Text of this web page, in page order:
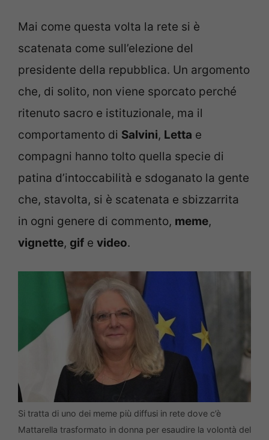
Mai come questa volta la rete si è
scatenata come sull’elezione del
presidente della repubblica. Un argomento
che, di solito, non viene sporcato perché
ritenuto sacro e istituzionale, ma il
comportamento di Salvini, Letta e
compagni hanno tolto quella specie di
patina d’intoccabilità e sdoganato la gente
che, stavolta, si è scatenata e sbizzarrita
in ogni genere di commento, meme,
vignette, gif e video.
Si tratta di uno dei meme più diffusi in rete dove c’è
Mattarella trasformato in donna per esaudire la volontà del